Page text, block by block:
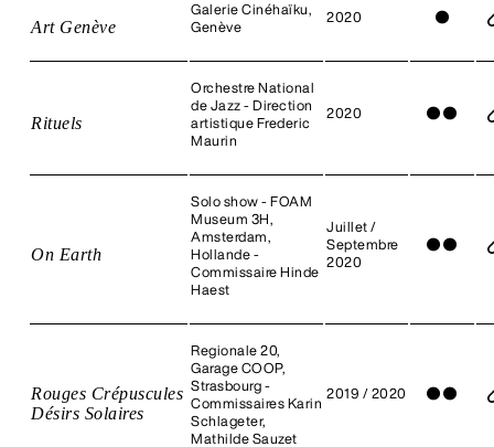
Art Genève
Galerie Cinéhaïku,
Genève
2020 ●
Rituels
Orchestre National
de Jazz - Direction
artistique Frederic
Maurin
2020 ● ●
On Earth
Solo show - FOAM
Museum 3H,
Amsterdam,
Hollande -
Commissaire Hinde
Haest
Juillet /
Septembre
2020
● ●
Rouges Crépuscules
Désirs Solaires
Regionale 20,
Garage COOP,
Strasbourg -
Commissaires Karin
Schlageter,
Mathilde Sauzet
2019 / 2020 ● ●